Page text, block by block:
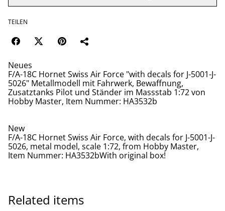
TEILEN
Neues
F/A-18C Hornet Swiss Air Force "with decals for J-5001-J-
5026" Metallmodell mit Fahrwerk, Bewaffnung,
Zusatztanks Pilot und Ständer im Massstab 1:72 von
Hobby Master, Item Nummer: HA3532b
New
F/A-18C Hornet Swiss Air Force, with decals for J-5001-J-
5026, metal model, scale 1:72, from Hobby Master,
Item Nummer: HA3532bWith original box!
Related items